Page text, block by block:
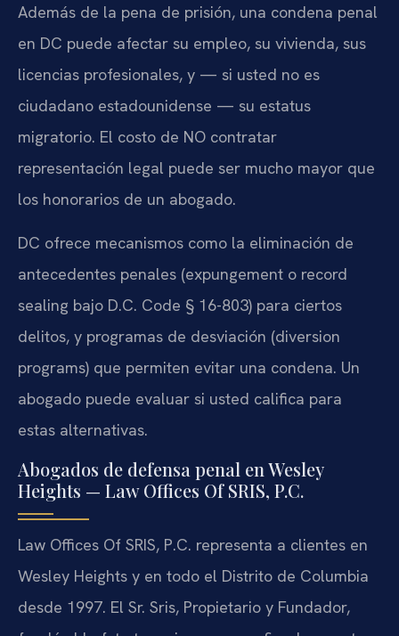
Además de la pena de prisión, una condena penal
en DC puede afectar su empleo, su vivienda, sus
licencias profesionales, y — si usted no es
ciudadano estadounidense — su estatus
migratorio. El costo de NO contratar
representación legal puede ser mucho mayor que
los honorarios de un abogado.
DC ofrece mecanismos como la eliminación de
antecedentes penales (expungement o record
sealing bajo D.C. Code § 16-803) para ciertos
delitos, y programas de desviación (diversion
programs) que permiten evitar una condena. Un
abogado puede evaluar si usted califica para
estas alternativas.
Abogados de defensa penal en Wesley
Heights — Law Offices Of SRIS, P.C.
Law Offices Of SRIS, P.C. representa a clientes en
Wesley Heights y en todo el Distrito de Columbia
desde 1997. El Sr. Sris, Propietario y Fundador,